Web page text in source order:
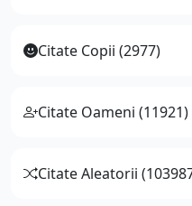
Citate Copii (2977)
Citate Oameni (11921)
Citate Aleatorii